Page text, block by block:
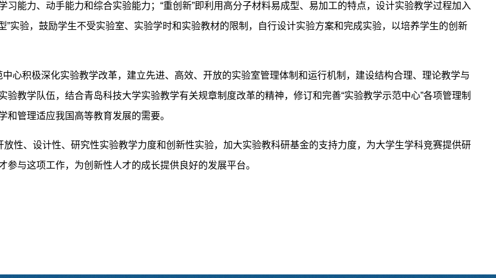
习能力、动手能力和综合实验能力；“重创新”即利用高分子材料易成型、易加工的特点，设计实验教学过程加入
”实验，鼓励学生不受实验室、实验学时和实验教材的限制，自行设计实验方案和完成实验，以培养学生的创新
心积极深化实验教学改革，建立先进、高效、开放的实验室管理体制和运行机制，建设结构合理、理论教学与
验教学队伍，结合青岛科技大学实验教学有关规章制度改革的精神，修订和完善“实验教学示范中心”各项管理制
和管理适应我国高等教育发展的需要。
放性、设计性、研究性实验教学力度和创新性实验，加大实验教科研基金的支持力度，为大学生学科竞赛提供研
参与这项工作，为创新性人才的成长提供良好的发展平台。